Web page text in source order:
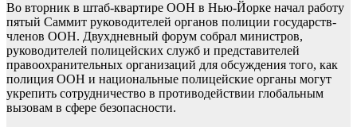
Во вторник в штаб-квартире ООН в Нью-Йорке начал работу
пятый Саммит руководителей органов полиции государств-
членов ООН. Двухдневный форум собрал министров,
руководителей полицейских служб и представителей
правоохранительных организаций для обсуждения того, как
полиция ООН и национальные полицейские органы могут
укрепить сотрудничество в противодействии глобальным
вызовам в сфере безопасности.